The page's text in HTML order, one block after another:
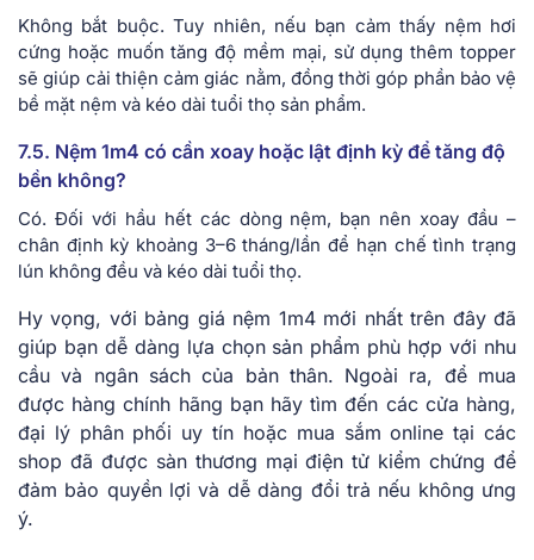
Không bắt buộc. Tuy nhiên, nếu bạn cảm thấy nệm hơi
cứng hoặc muốn tăng độ mềm mại, sử dụng thêm topper
sẽ giúp cải thiện cảm giác nằm, đồng thời góp phần bảo vệ
bề mặt nệm và kéo dài tuổi thọ sản phẩm.
7.5. Nệm 1m4 có cần xoay hoặc lật định kỳ để tăng độ
bền không?
Có. Đối với hầu hết các dòng nệm, bạn nên xoay đầu –
chân định kỳ khoảng 3–6 tháng/lần để hạn chế tình trạng
lún không đều và kéo dài tuổi thọ.
Hy vọng, với bảng giá nệm 1m4 mới nhất trên đây đã
giúp bạn dễ dàng lựa chọn sản phẩm phù hợp với nhu
cầu và ngân sách của bản thân. Ngoài ra, để mua
được hàng chính hãng bạn hãy tìm đến các cửa hàng,
đại lý phân phối uy tín hoặc mua sắm online tại các
shop đã được sàn thương mại điện tử kiểm chứng để
đảm bảo quyền lợi và dễ dàng đổi trả nếu không ưng
ý.